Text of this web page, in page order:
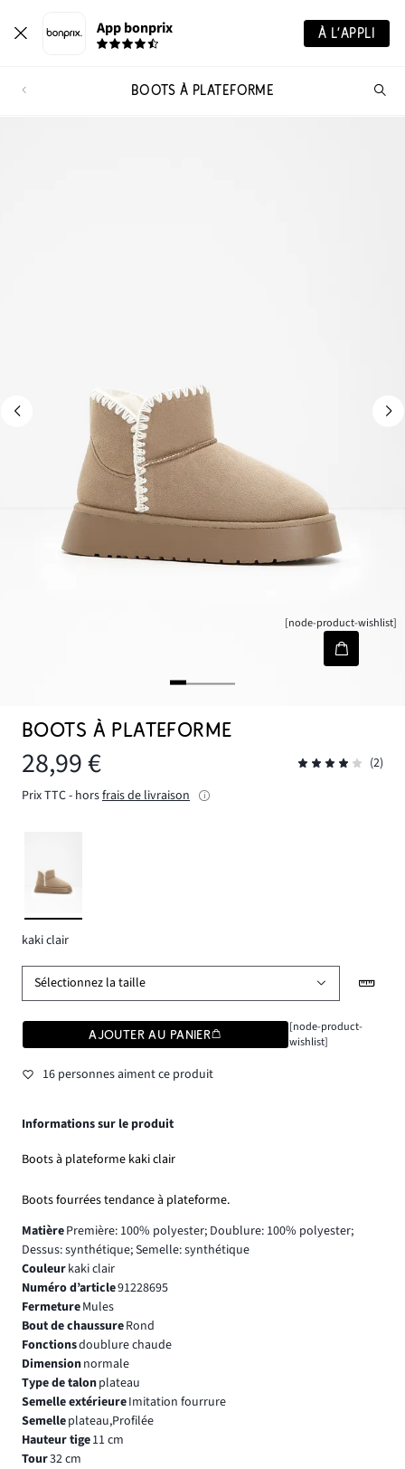
App bonprix À L’APPLI
BOOTS À PLATEFORME
[node-product-wishlist]
BOOTS À PLATEFORME
28,99 €
(2)
Prix TTC - horsfrais de livraison
kaki clair
Sélectionnez la taille
AJOUTER AU PANIER
[node-product-
wishlist]
16 personnes aiment ce produit
Informations sur le produit
Boots à plateforme kaki clair
Boots fourrées tendance à plateforme.
MatièrePremière: 100% polyester; Doublure: 100% polyester;
Dessus: synthétique; Semelle: synthétique
Couleurkaki clair
Numéro d’article91228695
FermetureMules
Bout de chaussureRond
Fonctionsdoublure chaude
Dimensionnormale
Type de talonplateau
Semelle extérieureImitation fourrure
Semelleplateau,Profilée
Hauteur tige11 cm
Tour32 cm